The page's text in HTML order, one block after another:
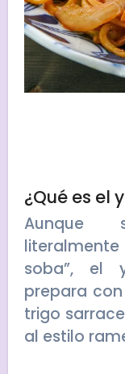
¿Qué es el
Aunque
soba”, el
prepara
trigo
al estilo